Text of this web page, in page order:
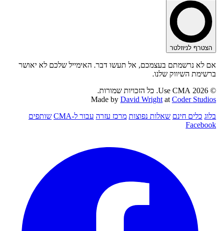
הצטרף לניוזלטר
אם לא נרשמתם בעצמכם, אל תעשו דבר. האימייל שלכם לא יאושר
ברשימת השיווק שלנו.
© 2026 Use CMA. כל הזכויות שמורות.
Made by David Wright at Coder Studios
בלוג כלים חינם שאלות נפוצות מרכז עזרה עבור ל-CMA
שותפים
Facebook